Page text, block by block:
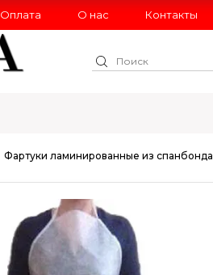
Оплата О нас Контакты
Фартуки ламинированные из спанбонда